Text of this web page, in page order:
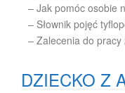
– Jak pomóc osobie
– Słownik pojęć
– Zalecenia do pracy
DZIECKO Z